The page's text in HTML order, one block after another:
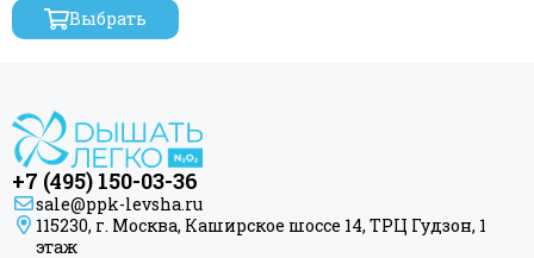
Выбрать
+7 (495) 150-03-36
sale@ppk-levsha.ru
115230, г. Москва, Каширское шоссе 14, ТРЦ Гудзон, 1
этаж